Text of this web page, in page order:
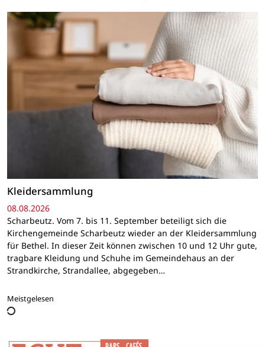
Kleidersammlung
08.08.2026
Scharbeutz. Vom 7. bis 11. September beteiligt sich die
Kirchengemeinde Scharbeutz wieder an der Kleidersammlung
für Bethel. In dieser Zeit können zwischen 10 und 12 Uhr gute,
tragbare Kleidung und Schuhe im Gemeindehaus an der
Strandkirche, Strandallee, abgegeben…
Meistgelesen